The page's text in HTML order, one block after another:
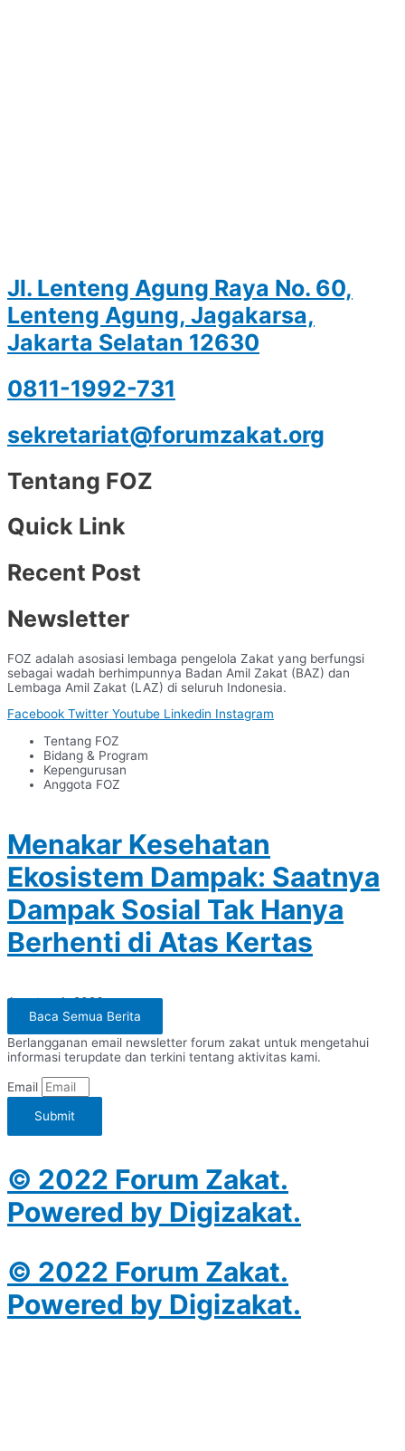
Jl. Lenteng Agung Raya No. 60,
Lenteng Agung, Jagakarsa,
Jakarta Selatan 12630
0811-1992-731
sekretariat@forumzakat.org
Tentang FOZ
Quick Link
Recent Post
Newsletter
FOZ adalah asosiasi lembaga pengelola Zakat yang berfungsi
sebagai wadah berhimpunnya Badan Amil Zakat (BAZ) dan
Lembaga Amil Zakat (LAZ) di seluruh Indonesia.
Facebook Twitter Youtube Linkedin Instagram
Tentang FOZ
Bidang & Program
Kepengurusan
Anggota FOZ
Menakar Kesehatan
Ekosistem Dampak: Saatnya
Dampak Sosial Tak Hanya
Berhenti di Atas Kertas
Agustus 4, 2026
Baca Semua Berita
Berlangganan email newsletter forum zakat untuk mengetahui
informasi terupdate dan terkini tentang aktivitas kami.
Email
Submit
© 2022 Forum Zakat.
Powered by Digizakat.
© 2022 Forum Zakat.
Powered by Digizakat.